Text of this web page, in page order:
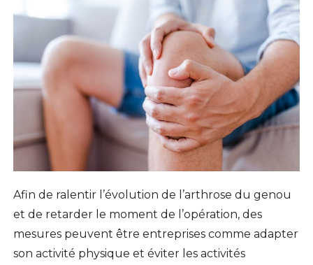
Afin de ralentir l’évolution de l’arthrose du genou
et de retarder le moment de l’opération, des
mesures peuvent être entreprises comme adapter
son activité physique et éviter les activités